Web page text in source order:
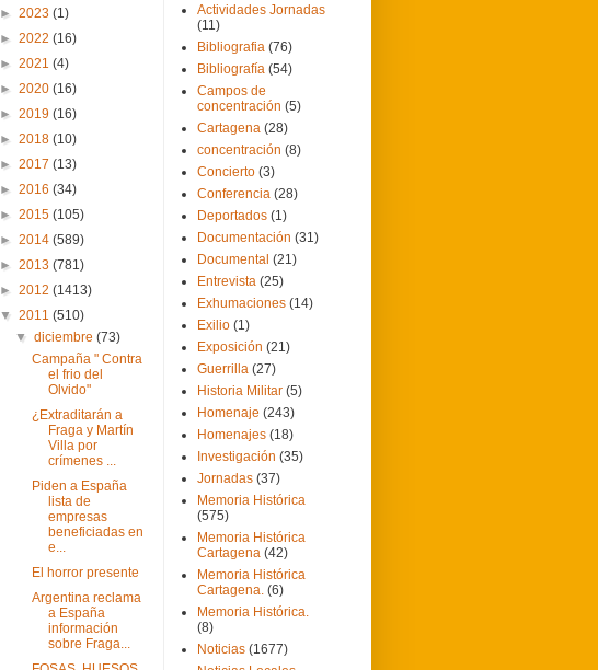
► 2023 (1)
► 2022 (16)
► 2021 (4)
► 2020 (16)
► 2019 (16)
► 2018 (10)
► 2017 (13)
► 2016 (34)
► 2015 (105)
► 2014 (589)
► 2013 (781)
► 2012 (1413)
▼ 2011 (510)
▼diciembre(73)
Campaña " Contra
el frio del
Olvido"
¿Extraditarán a
Fraga y Martín
Villa por
crímenes ...
Piden a España
lista de
empresas
beneficiadas en
e...
El horror presente
Argentina reclama
a España
información
sobre Fraga...
Actividades Jornadas
(11)
Bibliografia (76)
Bibliografía (54)
Campos de
concentración (5)
Cartagena (28)
concentración (8)
Concierto (3)
Conferencia (28)
Deportados (1)
Documentación (31)
Documental (21)
Entrevista (25)
Exhumaciones (14)
Exilio (1)
Exposición (21)
Guerrilla (27)
Historia Militar (5)
Homenaje (243)
Homenajes (18)
Investigación (35)
Jornadas (37)
Memoria Histórica
(575)
Memoria Histórica
Cartagena (42)
Memoria Histórica
Cartagena. (6)
Memoria Histórica.
(8)
Noticias (1677)